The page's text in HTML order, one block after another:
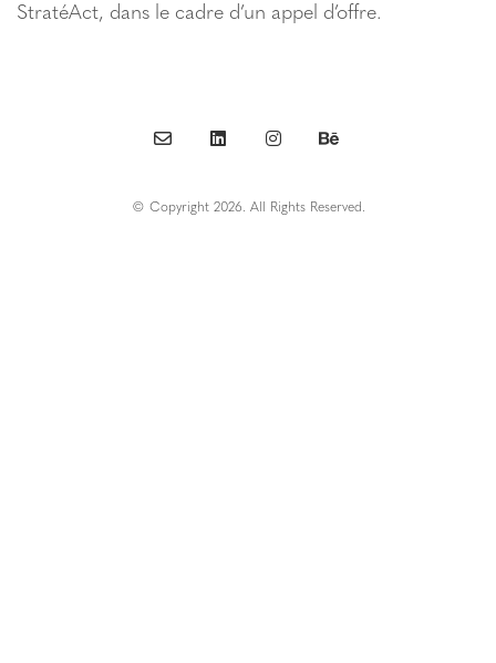
StratéAct, dans le cadre d’un appel d’offre.
© Copyright 2026. All Rights Reserved.